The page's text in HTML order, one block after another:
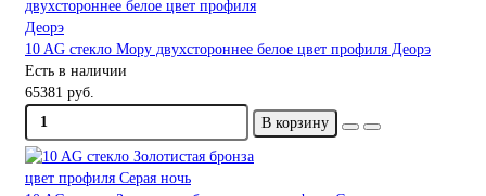
10 AG стекло Мору двухстороннее белое цвет профиля Деорэ
Есть в наличии
65381 руб.
В корзину